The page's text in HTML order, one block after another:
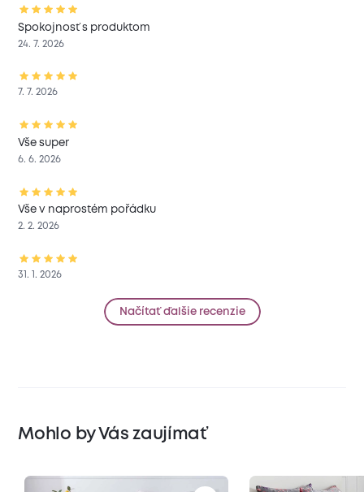
Spokojnosť s produktom
24. 7. 2026
7. 7. 2026
Vše super
6. 6. 2026
Vše v naprostém pořádku
2. 2. 2026
31. 1. 2026
Načítať ďalšie recenzie
Mohlo by Vás zaujímať